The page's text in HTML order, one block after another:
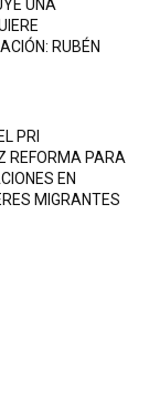
UNA
RUBÉN
PRI
REFORMA PARA
EN
MIGRANTES